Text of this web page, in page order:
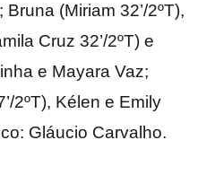
Bruna (Miriam 32’/2ºT),
Cruz 32’/2ºT) e
e Mayara Vaz;
2ºT), Kélen e Emily
Gláucio Carvalho.